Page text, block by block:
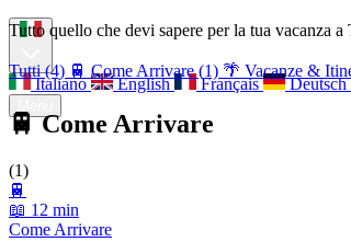
Italiano English Français Deutsch
Tutto quello che devi sapere per la tua vacanza
Tutti (4) 🚆 Come Arrivare (1) 🌴 Vacanze &
🚆 Come Arrivare
(1)
🚆
📖 12 min
Come Arrivare